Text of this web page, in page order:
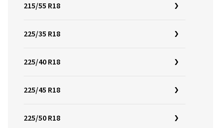
215/55 R18
225/35 R18
225/40 R18
225/45 R18
225/50 R18